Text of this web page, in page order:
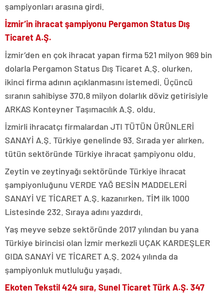
şampiyonları arasına girdi.
İzmir’in ihracat şampiyonu Pergamon Status Dış
Ticaret A.Ş.
İzmir’den en çok ihracat yapan firma 521 milyon 969 bin
dolarla Pergamon Status Dış Ticaret A.Ş. olurken,
ikinci firma adının açıklanmasını istemedi. Üçüncü
sıranın sahibiyse 370,8 milyon dolarlık döviz getirisiyle
ARKAS Konteyner Taşımacılık A.Ş. oldu.
İzmirli ihracatçı firmalardan JTI TÜTÜN ÜRÜNLERİ
SANAYİ A.Ş. Türkiye genelinde 93. Sırada yer alırken,
tütün sektöründe Türkiye ihracat şampiyonu oldu.
Zeytin ve zeytinyağı sektöründe Türkiye ihracat
şampiyonluğunu VERDE YAĞ BESİN MADDELERİ
SANAYİ VE TİCARET A.Ş. kazanırken, TİM ilk 1000
Listesinde 232. Sıraya adını yazdırdı.
Yaş meyve sebze sektöründe 2017 yılından bu yana
Türkiye birincisi olan İzmir merkezli UÇAK KARDEŞLER
GIDA SANAYİ VE TİCARET A.Ş. 2024 yılında da
şampiyonluk mutluluğu yaşadı.
Ekoten Tekstil 424 sıra, Sunel Ticaret Türk A.Ş. 347